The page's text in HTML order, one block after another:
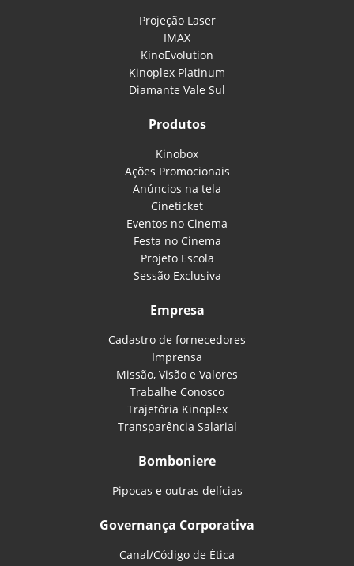
Projeção Laser
IMAX
KinoEvolution
Kinoplex Platinum
Diamante Vale Sul
Produtos
Kinobox
Ações Promocionais
Anúncios na tela
Cineticket
Eventos no Cinema
Festa no Cinema
Projeto Escola
Sessão Exclusiva
Empresa
Cadastro de fornecedores
Imprensa
Missão, Visão e Valores
Trabalhe Conosco
Trajetória Kinoplex
Transparência Salarial
Bomboniere
Pipocas e outras delícias
Governança Corporativa
Canal/Código de Ética